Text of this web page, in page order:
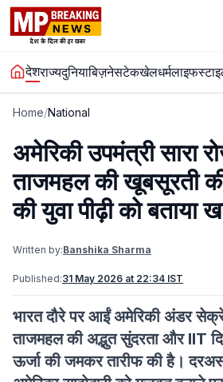
देशराज्यदुनियाबिज़नेसटेकखेलधर्म
Home/National
अमेरिकी उपमंत्री सारा
ताजमहल की खूबसूरती
की युवा पीढ़ी को बताया
Written by:Banshika Sharma
Published:31 May 2026 at 22:34 IST
भारत दौरे पर आईं अमेरिकी अंडर
ताजमहल की अद्भुत सुंदरता और IIT
ऊर्जा की जमकर तारीफ की है।